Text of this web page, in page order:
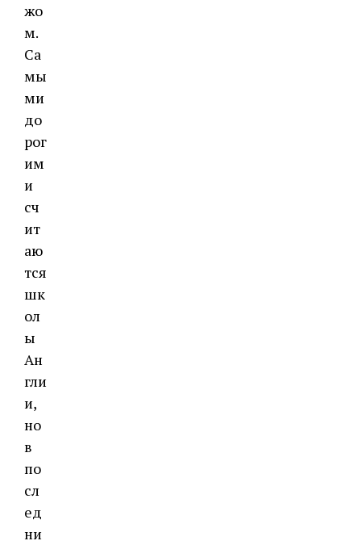
жо
м.
Са
мы
ми
до
рог
им
и
сч
ит
аю
тся
шк
ол
ы
Ан
гли
и,
но
в
по
сл
ед
ни